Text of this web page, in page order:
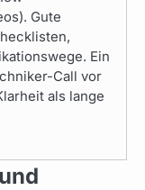
Gute
Ein
Call vor
als lange